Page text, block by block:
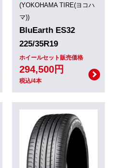
(YOKOHAMA TIRE(ヨコハ
マ))
BluEarth ES32
225/35R19
ホイールセット販売価格
294,500円
税込/4本